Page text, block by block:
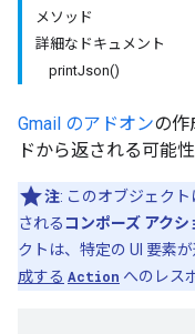
メソッド
詳細なドキュメント
printJson()
Gmail のアドオンの作
ドから返される可能
注: このオブジェクト
されるコンポーズ アクシ
クトは、特定の UI 要素
成する Action へのレス